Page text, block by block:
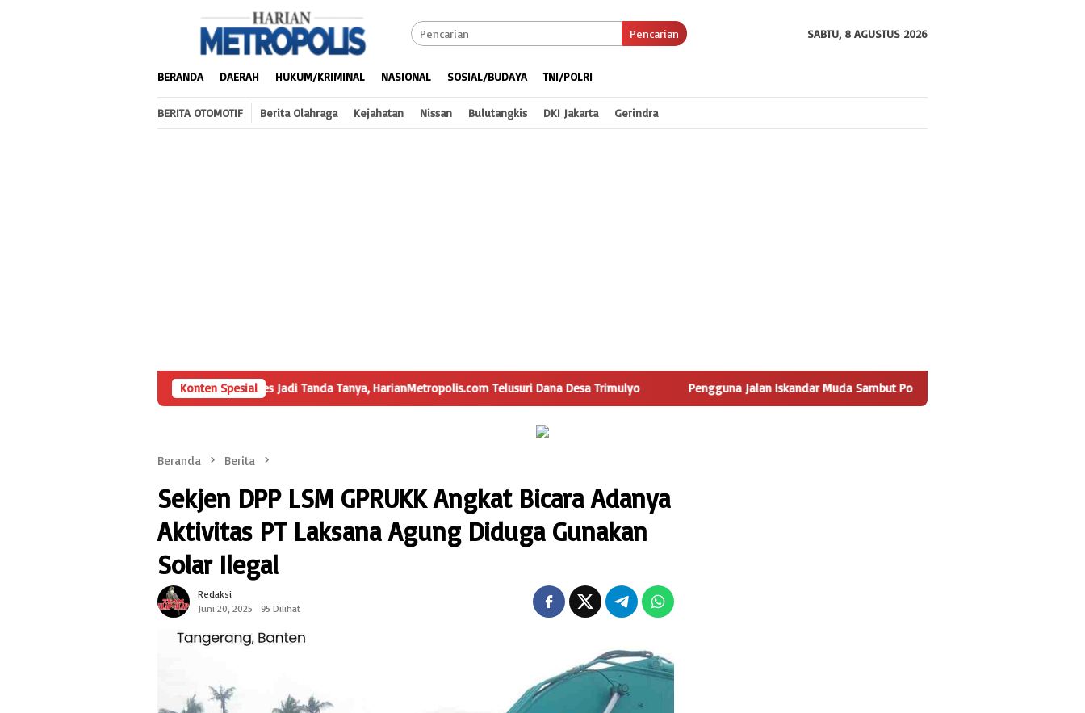
Pencarian SABTU, 8 AGUSTUS 2026
BERANDA DAERAH HUKUM/KRIMINAL NASIONAL SOSIAL/BUDAYA TNI/POLRI
BERITA OTOMOTIF Berita Olahraga Kejahatan Nissan Bulutangkis DKI Jakarta Gerindra
Konten Spesial
Angka Penyertaan Modal BUMDes Jadi Tanda Tanya, HarianMetropolis.com Telusuri Dana Desa Trimulyo Pengguna Jalan Iskandar Muda Sambut Positif Pembangunan Tempat Pengelolaan Sampah
Beranda Berita
Sekjen DPP LSM GPRUKK Angkat Bicara Adanya
Aktivitas PT Laksana Agung Diduga Gunakan
Solar Ilegal
Redaksi
Juni 20, 2025
95 Dilihat